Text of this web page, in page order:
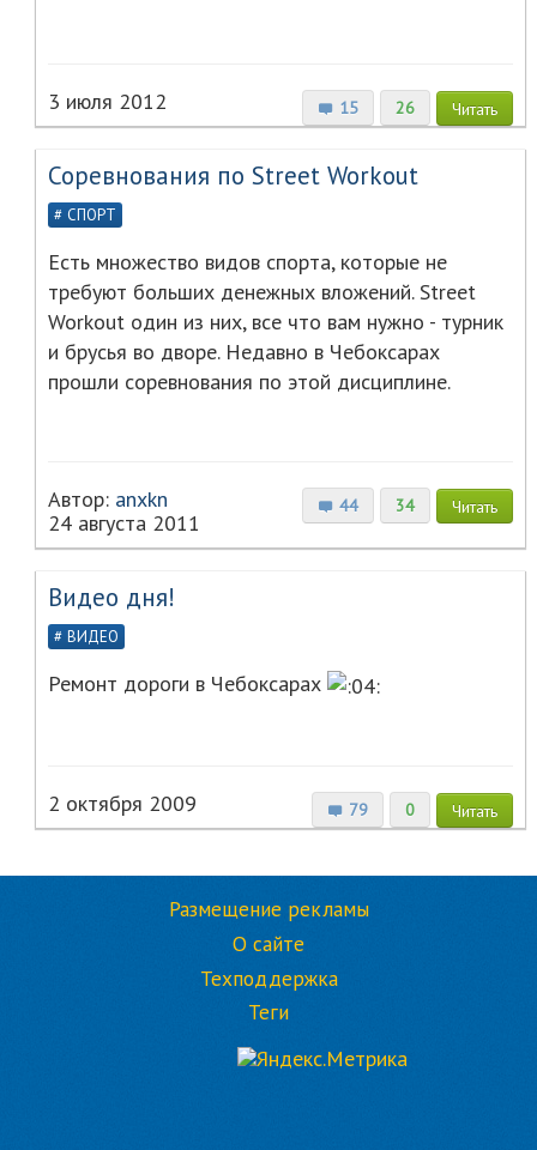
15 26 Читать
3 июля 2012
Соревнования по Street Workout
СПОРТ
Есть множество видов спорта, которые не
требуют больших денежных вложений. Street
Workout один из них, все что вам нужно - турник
и брусья во дворе. Недавно в Чебоксарах
прошли соревнования по этой дисциплине.
44 34 Читать
Автор: anxkn
24 августа 2011
Видео дня!
ВИДЕО
Ремонт дороги в Чебоксарах
79 0 Читать
2 октября 2009
Размещение рекламы
О сайте
Техподдержка
Теги